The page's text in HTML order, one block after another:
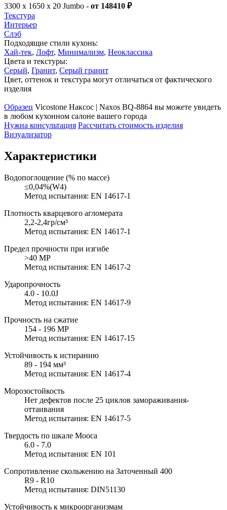
3300 x 1650 x 20 Jumbo - от 148410 ₽
Текстура
Интерьер
Слэб
Подходящие стили кухонь:
Хай-тек, Лофт, Минимализм, Неоклассика
Цвета и текстуры:
Серый, Гранит, Серый гранит
Цвет, оттенок и текстура могут отличаться от фактического
изделия
Образец Vicostone Наксос | Naxos BQ-8864 вы можете увидеть
в любом кухонном салоне вашего города
Нужна консультация Рассчитать стоимость изделия
Визуализатор
Характеристики
Водопоглощение (% по массе)
≤0,04%(W4)
Метод испытания: EN 14617-1
Плотность кварцевого агломерата
2,2-2,4гр/см³
Метод испытания: EN 14617-1
Предел прочности при изгибе
>40 MP
Метод испытания: EN 14617-2
Ударопрочность
4.0 - 10.0J
Метод испытания: EN 14617-9
Прочность на сжатие
154 - 196 MP
Метод испытания: EN 14617-15
Устойчивость к истиранию
89 - 194 мм³
Метод испытания: EN 14617-4
Морозостойкость
Нет дефектов после 25 циклов замораживания-
оттаивания
Метод испытания: EN 14617-5
Твердость по шкале Мооса
6.0 - 7.0
Метод испытания: EN 101
Сопротивление скольжению на Заточенный 400
R9 - R10
Метод испытания: DIN51130
Устойчивость к микроорганизмам